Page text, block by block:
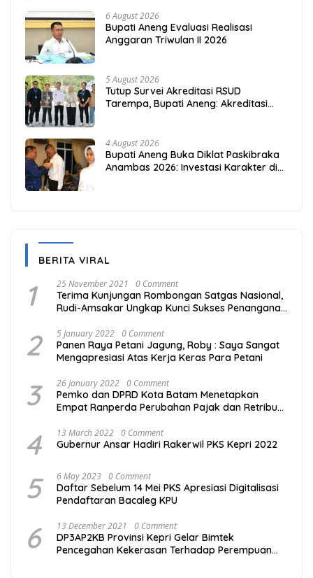
6 August 2026
Bupati Aneng Evaluasi Realisasi
Anggaran Triwulan II 2026
5 August 2026
Tutup Survei Akreditasi RSUD
Tarempa, Bupati Aneng: Akreditasi
4 August 2026
Bupati Aneng Buka Diklat Paskibraka
Anambas 2026: Investasi Karakter di
BERITA VIRAL
1 25 November 2021 0 Comment
Terima Kunjungan Rombongan Satgas Nasional,
Rudi-Amsakar Ungkap Kunci Sukses Penanganan
2 5 January 2022 0 Comment
Panen Raya Petani Jagung, Roby : Saya Sangat
Mengapresiasi Atas Kerja Keras Para Petani
3 26 January 2022 0 Comment
Pemko dan DPRD Kota Batam Menetapkan
Empat Ranperda Perubahan Pajak dan Retribusi
4 13 March 2022 0 Comment
Gubernur Ansar Hadiri Rakerwil PKS Kepri 2022
5 6 May 2023 0 Comment
Daftar Sebelum 14 Mei PKS Apresiasi Digitalisasi
Pendaftaran Bacaleg KPU
6 13 December 2021 0 Comment
DP3AP2KB Provinsi Kepri Gelar Bimtek
Pencegahan Kekerasan Terhadap Perempuan